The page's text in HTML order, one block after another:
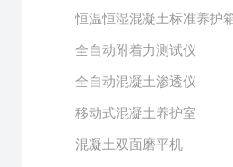
恒温恒湿混凝土标准养护
全自动附着力测试仪
全自动混凝土渗透仪
移动式混凝土养护室
混凝土双面磨平机